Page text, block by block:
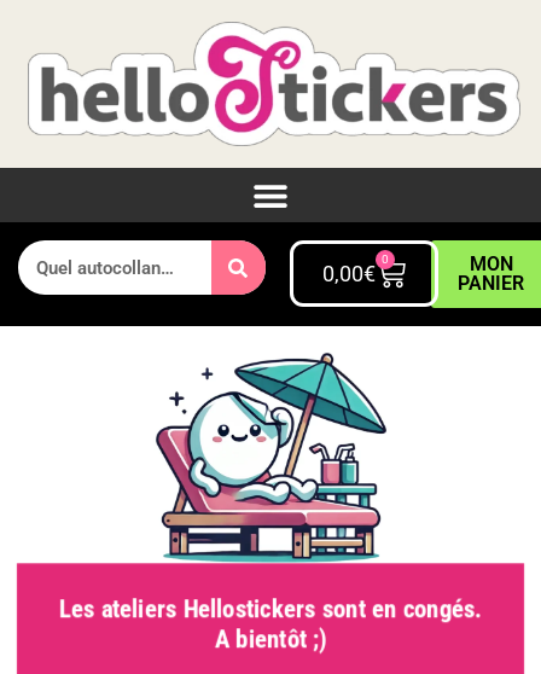
0,00€
0
MON
PANIER
Les ateliers Hellostickers sont en congés.
A bientôt ;)